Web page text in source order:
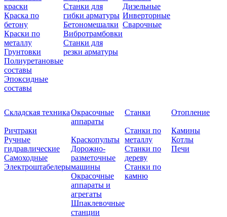
краски
Краска по
бетону
Краски по
металлу
Грунтовки
Полиуретановые
составы
Эпоксидные
составы
Станки для
гибки арматуры
Бетономешалки
Вибротрамбовки
Станки для
резки арматуры
Дизельные
Инверторные
Сварочные
Складская техника
Ричтраки
Ручные
гидравлические
Самоходные
Электроштабелеры
Окрасочные
аппараты
Краскопульты
Дорожно-
разметочные
машины
Окрасочные
аппараты и
агрегаты
Шпаклевочные
станции
Станки
Станки по
металлу
Станки по
дереву
Станки по
камню
Отопление
Камины
Котлы
Печи